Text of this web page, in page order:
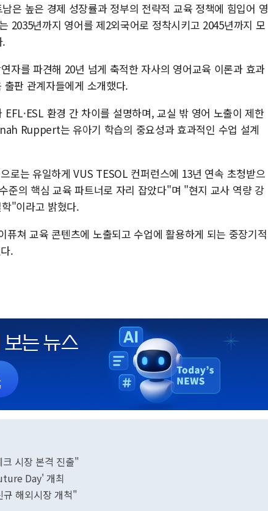
은 높은 경제 성장률과 정부의 전략적 교육 정책에 힘입어 영
2035년까지 영어를 제2외국어로 정착시키고 2045년까지 모
.
자를 파견해 20년 넘게 축적한 자사의 영어교육 이론과 효과
판 관계자들에게 소개했다.
환경 간 차이를 설명하며, 교실 밖 영어 노출이 제한
Ruppert는 유아기 학습의 중요성과 효과적인 수업 설계
로는 유일하게 VUS TESOL 컨퍼런스에 13년 연속 초청받으
준의 핵심 교육 파트너로 자리 잡았다"며 "현지 교사 역량 강
"이라고 밝혔다.
쳐 교육 콘텐츠에 노출되고 수업에 활용하게 되는 중장기적
.
시장 본격 진출"
Day' 개최
해외시장 개척"